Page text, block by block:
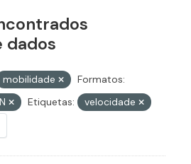
dados
mobilidade
Formatos:
Etiquetas:
velocidade